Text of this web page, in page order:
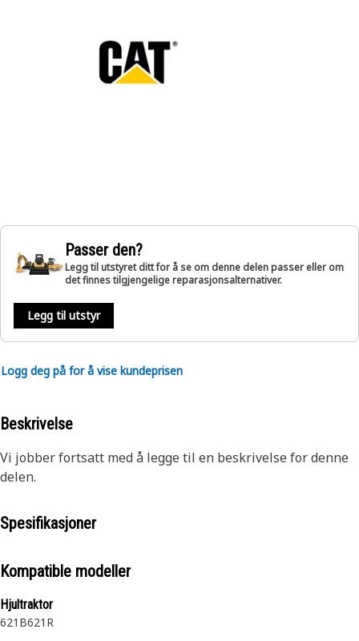
Passer den?
Legg til utstyret ditt for å se om denne delen passer eller om
det finnes tilgjengelige reparasjonsalternativer.
Legg til utstyr
Logg deg på for å vise kundeprisen
Beskrivelse
Vi jobber fortsatt med å legge til en beskrivelse for denne
delen.
Spesifikasjoner
Kompatible modeller
Hjultraktor
621B621R